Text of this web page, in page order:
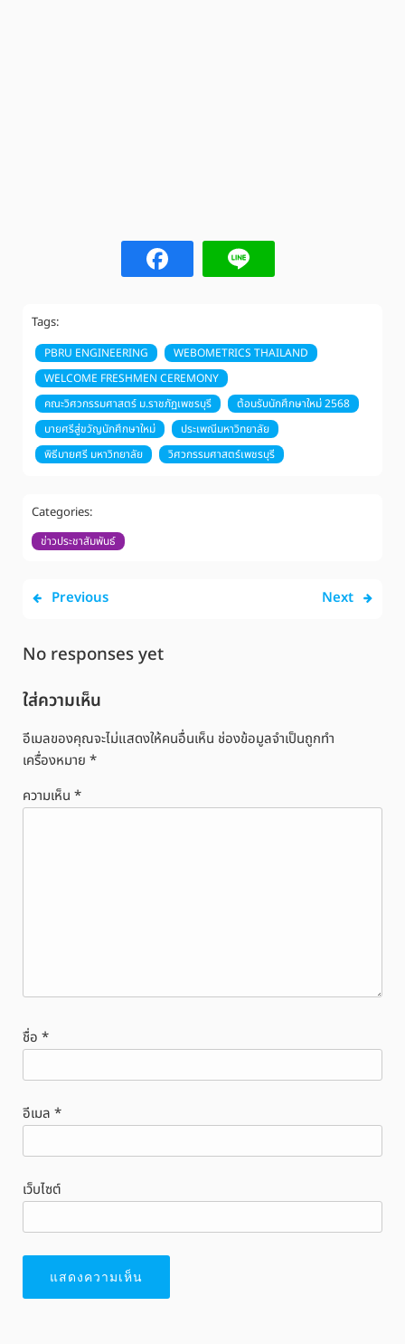
Tags:
PBRU ENGINEERING
WEBOMETRICS THAILAND
WELCOME FRESHMEN CEREMONY
คณะวิศวกรรมศาสตร์ ม.ราชภัฏเพชรบุรี
ต้อนรับนักศึกษาใหม่ 2568
บายศรีสู่ขวัญนักศึกษาใหม่
ประเพณีมหาวิทยาลัย
พิธีบายศรี มหาวิทยาลัย
วิศวกรรมศาสตร์เพชรบุรี
Categories:
ข่าวประชาสัมพันธ์
Previous Next
No responses yet
ใส่ความเห็น
อีเมลของคุณจะไม่แสดงให้คนอื่นเห็น ช่องข้อมูลจำเป็นถูกทำ
เครื่องหมาย *
ความเห็น *
ชื่อ *
อีเมล *
เว็บไซต์